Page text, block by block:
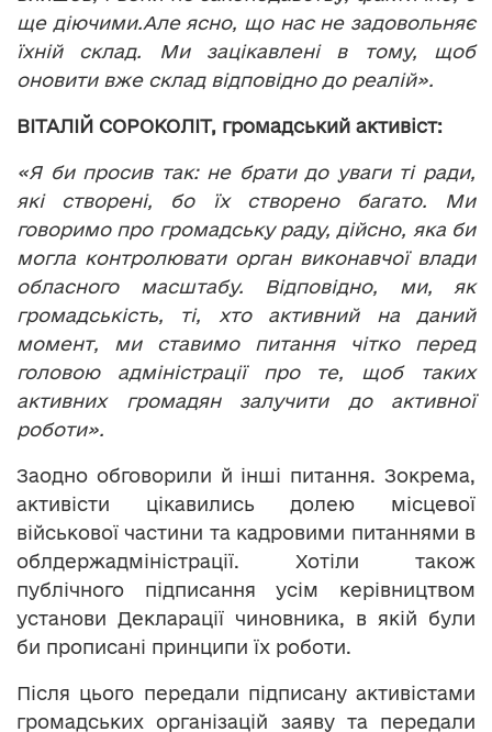
ще діючими.Але ясно, що нас не задовольняє
їхній склад. Ми зацікавлені в тому, щоб
оновити вже склад відповідно до реалій».
ВІТАЛІЙ СОРОКОЛІТ, громадський активіст:
«Я би просив так: не брати до уваги ті ради,
які створені, бо їх створено багато. Ми
говоримо про громадську раду, дійсно, яка би
могла контролювати орган виконавчої влади
обласного масштабу. Відповідно, ми, як
громадськість, ті, хто активний на даний
момент, ми ставимо питання чітко перед
головою адміністрації про те, щоб таких
активних громадян залучити до активної
роботи».
Заодно обговорили й інші питання. Зокрема,
активісти цікавились долею місцевої
військової частини та кадровими питаннями в
облдержадміністрації. Хотіли також
публічного підписання усім керівництвом
установи Декларації чиновника, в якій були
би прописані принципи їх роботи.
Після цього передали підписану активістами
громадських організацій заяву та передали